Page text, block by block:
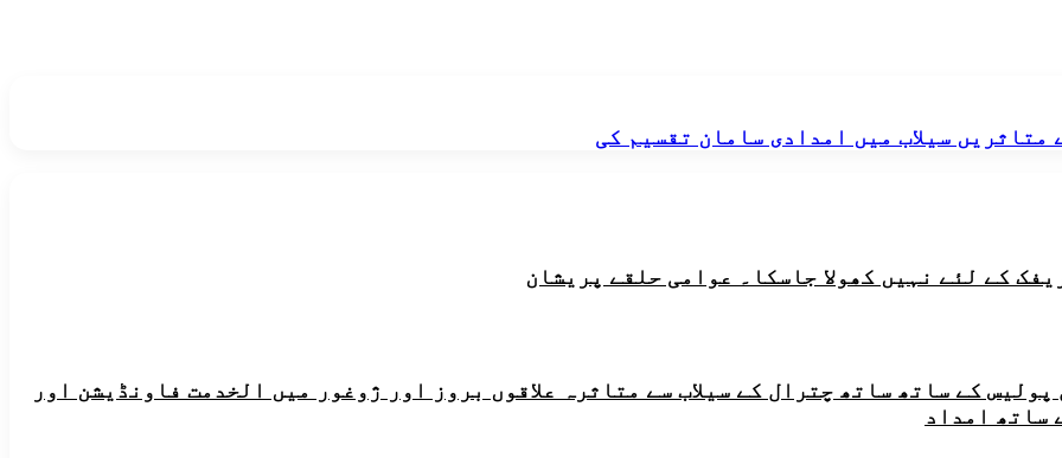
متاثریں سیلاب میں امدادی سامان تقسیم کی
کے لئے نہیں کھولا جاسکا۔ عوامی حلقے پریشان
چترال پولیس کے ساتھ ساتھ چترال کے سیلاب سے متاثرہ علاقوں بروز اور ژوغور میں الخدمت فاونڈیشن اور
ساتھ امداد